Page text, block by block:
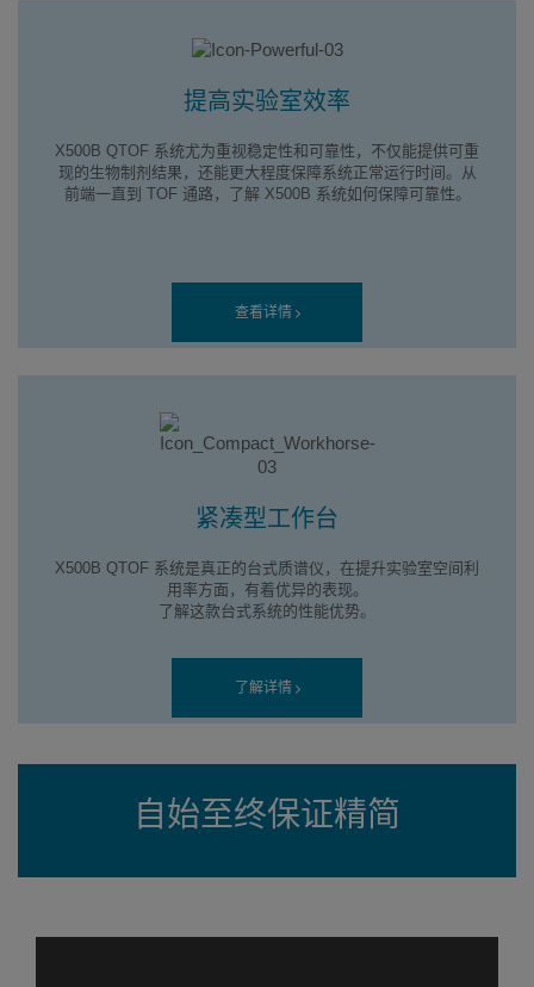
提高实验室效率
X500B QTOF 系统尤为重视稳定性和可靠性，不仅能提供可重
现的生物制剂结果，还能更大程度保障系统正常运行时间。从
前端一直到 TOF 通路，了解 X500B 系统如何保障可靠性。
查看详情
紧凑型工作台
X500B QTOF 系统是真正的台式质谱仪，在提升实验室空间利
用率方面，有着优异的表现。
了解这款台式系统的性能优势。
了解详情
自始至终保证精简